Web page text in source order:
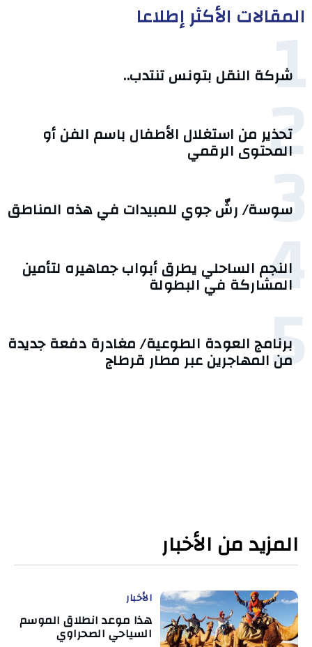
المقالات الأكثر إطلاعا
1
شركة النقل بتونس تنتدب..
2
تحذير من استغلال الأطفال باسم الفن أو
المحتوى الرقمي
3
سوسة/ رشّ جوي للمبيدات في هذه المناطق
4
النجم الساحلي يطرق أبواب جماهيره لتأمين
المشاركة في البطولة
5
برنامج العودة الطوعية/ مغادرة دفعة جديدة
من المهاجرين عبر مطار قرطاج
المزيد من الأخبار
الأخبار
هذا موعد انطلاق الموسم
السياحي الصحراوي